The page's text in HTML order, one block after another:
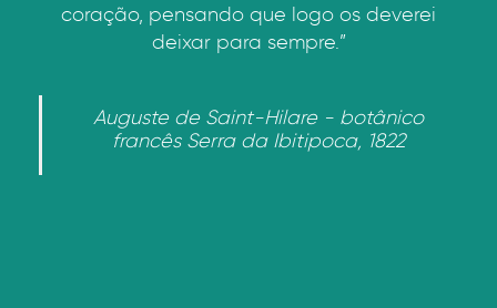
coração, pensando que logo os deverei
deixar para sempre.”
Auguste de Saint-Hilare - botânico
francês Serra da Ibitipoca, 1822